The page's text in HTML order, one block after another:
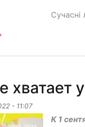
хватает
- 11:07
К 1